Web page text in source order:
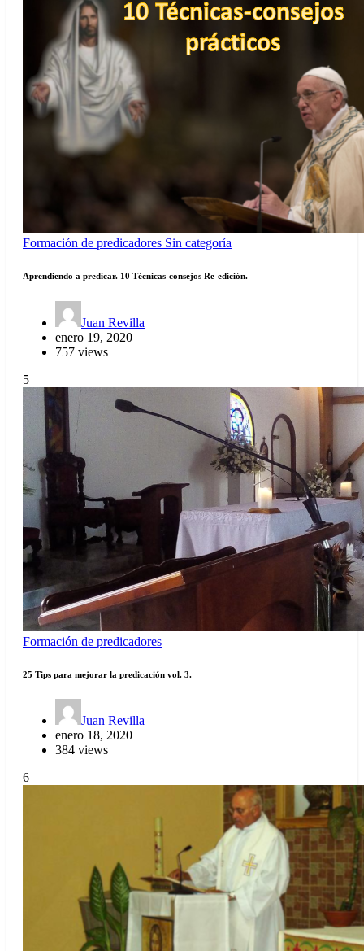
Formación de predicadores Sin categoría
Aprendiendo a predicar. 10 Técnicas-consejos Re-edición.
Juan Revilla
enero 19, 2020
757 views
5
Formación de predicadores
25 Tips para mejorar la predicación vol. 3.
Juan Revilla
enero 18, 2020
384 views
6